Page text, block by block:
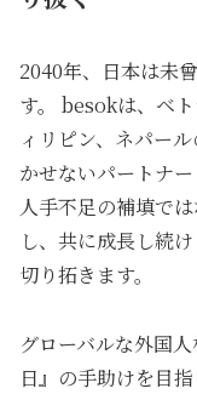
2040年、日本は未
す。 besokは、ベ
ィリピン、ネパー
かせないパートナ
人手不足の補填で
し、共に成長し続
切り拓きます。
グローバルな外国
日』の手助けを目指